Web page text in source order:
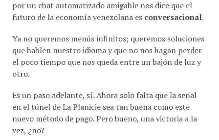
futuro de la economía venezolana esconversacional
que hablen nuestro idioma y que no nos hagan perder
el poco tiempo que nos queda entre un bajón de luz y
otro.
en el túnel de La Planicie sea tan buena como este
nuevo método de pago. Pero bueno, una victoria a la
vez, ¿no?